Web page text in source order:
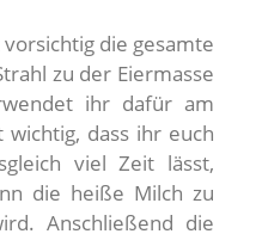
die gesamte
zu der Eiermasse
ihr dafür am
wichtig, dass ihr euch
viel Zeit lässt,
die heiße Milch zu
Anschließend die